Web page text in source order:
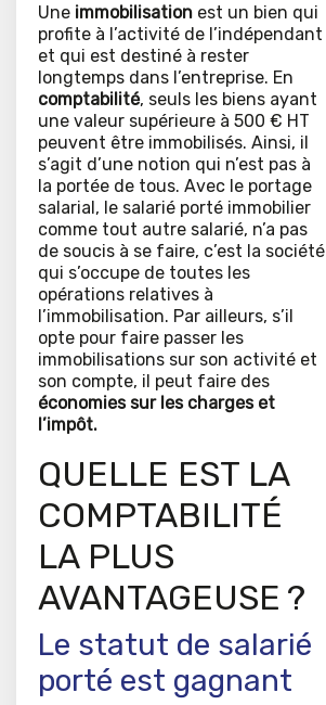
Une immobilisation est un bien qui
profite à l’activité de l’indépendant
et qui est destiné à rester
longtemps dans l’entreprise. En
comptabilité, seuls les biens ayant
une valeur supérieure à 500 € HT
peuvent être immobilisés. Ainsi, il
s’agit d’une notion qui n’est pas à
la portée de tous. Avec le portage
salarial, le salarié porté immobilier
comme tout autre salarié, n’a pas
de soucis à se faire, c’est la société
qui s’occupe de toutes les
opérations relatives à
l’immobilisation. Par ailleurs, s’il
opte pour faire passer les
immobilisations sur son activité et
son compte, il peut faire des
économies sur les charges et
l’impôt.
QUELLE EST LA
COMPTABILITÉ
LA PLUS
AVANTAGEUSE ?
Le statut de salarié
porté est gagnant